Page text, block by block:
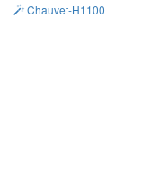
Chauvet-H1100